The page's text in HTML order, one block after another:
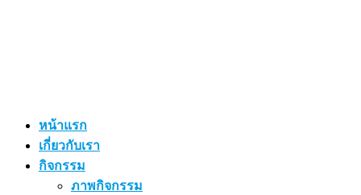
หน้าแรก
เกี่ยวกับเรา
กิจกรรม
ภาพกิจกรรม